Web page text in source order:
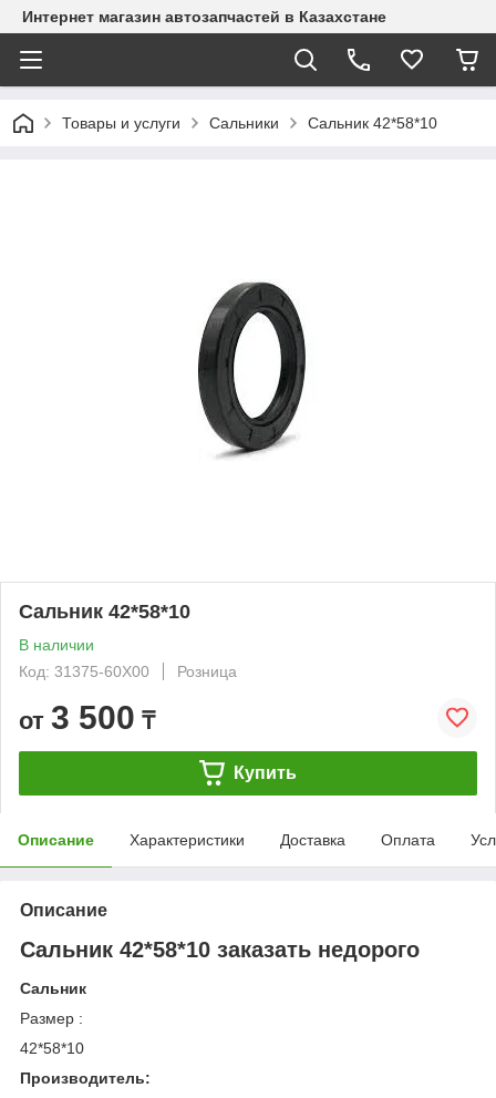
Интернет магазин автозапчастей в Казахстане
Товары и услуги Сальники Сальник 42*58*10
Сальник 42*58*10
В наличии
Код: 31375-60X00
Розница
от 3 500 ₸
Купить
Описание Характеристики Доставка Оплата
Описание
Сальник 42*58*10 заказать недорого
Сальник
Размер :
42*58*10
Производитель: